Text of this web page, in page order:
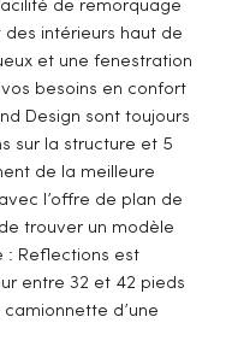
de remorquage
intérieurs haut de
et une fenestration
besoins en confort
Design sont toujours
sur la structure et 5
de la meilleure
l’offre de plan de
trouver un modèle
: Reflections est
entre 32 et 42 pieds
camionnette d’une